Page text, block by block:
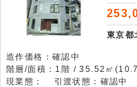
東京都
造作価格：確認中
階層/面積：1階 / 35.52㎡
現業態：
引渡状態：確認中